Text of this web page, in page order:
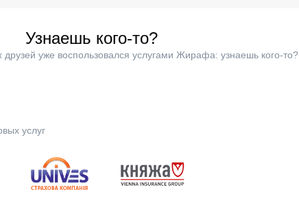
Узнаешь кого-то?
друзей уже воспользовался услугами Жирафа: узнаешь кого-то?
услуг